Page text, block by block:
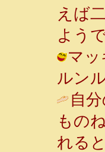
えば
よう
マッ
ルン
自
もの
れる